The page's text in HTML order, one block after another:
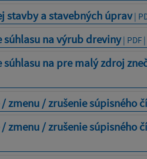
stavby a stavebných úprav|
súhlasu na výrub dreviny| PDF |
na pre malý zdroj
zmenu / zrušenie súpisného
zmenu / zrušenie súpisného